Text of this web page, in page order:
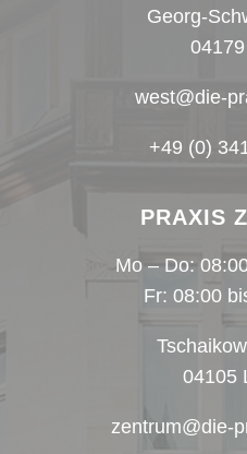
Georg-
west@die-
+49 (0)
PRAXIS
Mo – Do:
Fr: 08:00
04105
zentrum@die-